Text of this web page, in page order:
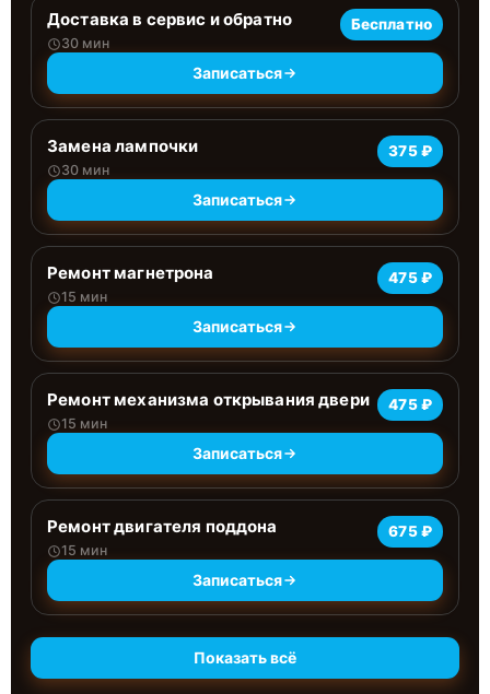
Доставка в сервис и обратно
30 мин
Бесплатно
Записаться
Замена лампочки
30 мин
375 ₽
Записаться
Ремонт магнетрона
15 мин
475 ₽
Записаться
Ремонт механизма открывания двери
15 мин
475 ₽
Записаться
Ремонт двигателя поддона
15 мин
675 ₽
Записаться
Показать всё